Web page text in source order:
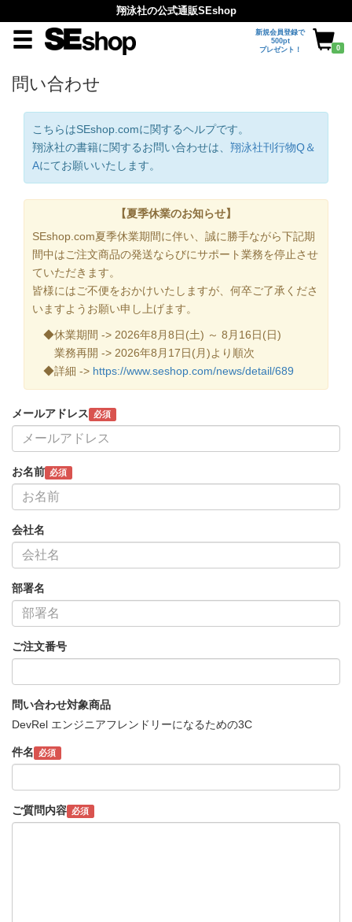
翔泳社の公式通販SEshop
新規会員登録で
500pt
プレゼント！
0
問い合わせ
こちらはSEshop.comに関するヘルプです。
翔泳社の書籍に関するお問い合わせは、 翔泳社刊行物Q＆
Aにてお願いいたします。
【夏季休業のお知らせ】
SEshop.com夏季休業期間に伴い、誠に勝手ながら下記期
間中はご注文商品の発送ならびにサポート業務を停止させ
ていただきます。
皆様にはご不便をおかけいたしますが、何卒ご了承くださ
いますようお願い申し上げます。
◆休業期間 -> 2026年8月8日(土) ～ 8月16日(日)
業務再開 -> 2026年8月17日(月)より順次
◆詳細 -> https://www.seshop.com/news/detail/689
メールアドレス 必須
お名前 必須
会社名
部署名
ご注文番号
問い合わせ対象商品
DevRel エンジニアフレンドリーになるための3C
件名 必須
ご質問内容 必須